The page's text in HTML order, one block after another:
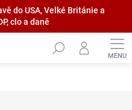
do USA, Velké Británie a
clo a daně